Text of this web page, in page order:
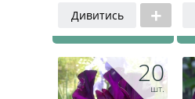
Дивитись
20
шт.